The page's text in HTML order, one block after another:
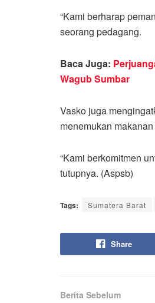
“Kami berharap
seorang pedagang.
Baca Juga:
Wagub Sumbar
Vasko juga
menemukan
“Kami berkomitmen
tutupnya. (Aspsb)
Tags: Sumatera Barat
Share
Berita Sebelum